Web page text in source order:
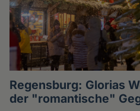
Regensburg: Glorias
der "romantische"